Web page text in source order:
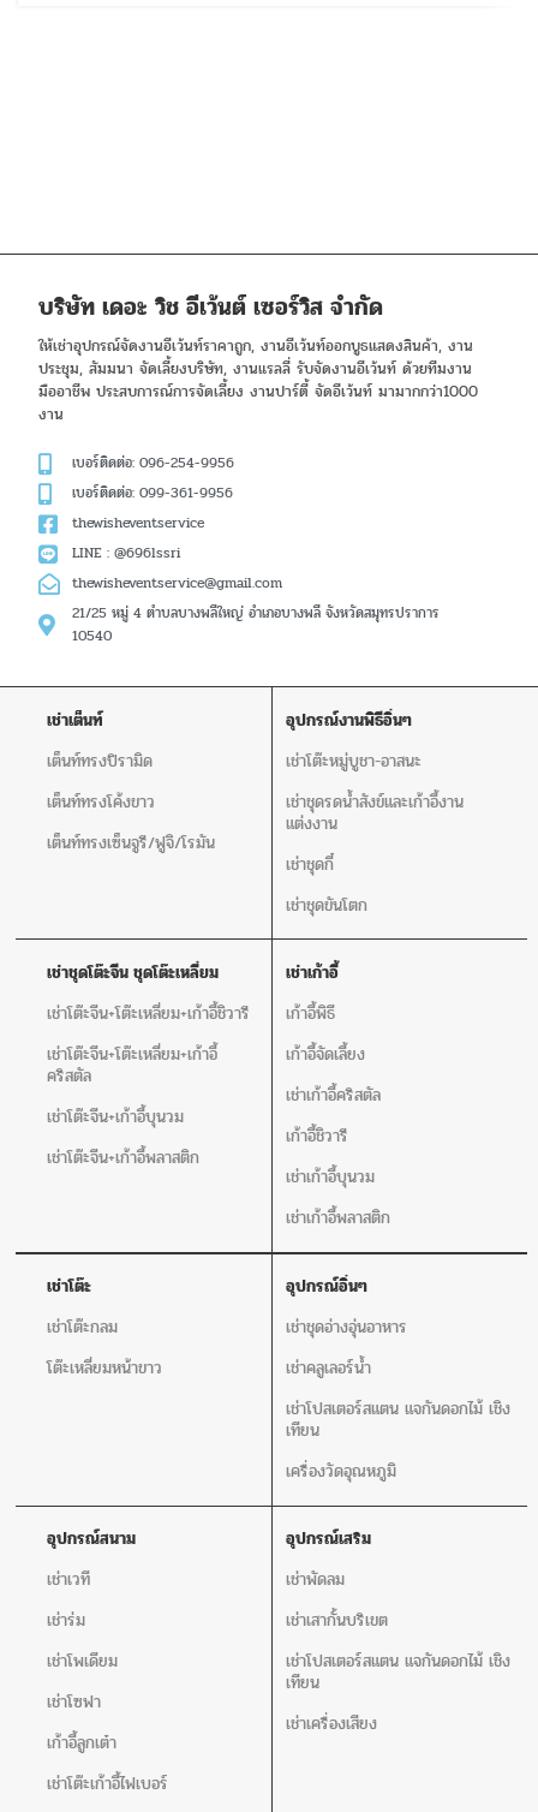
บริษัท เดอะ วิช อีเว้นต์ เซอร์วิส จำกัด
ให้เช่าอุปกรณ์จัดงานอีเว้นท์ราคาถูก, งานอีเว้นท์ออกบูธแสดงสินค้า, งาน
ประชุม, สัมมนา จัดเลี้ยงบริษัท, งานแรลลี่ รับจัดงานอีเว้นท์ ด้วยทีมงาน
มืออาชีพ ประสบการณ์การจัดเลี้ยง งานปาร์ตี้ จัดอีเว้นท์ มามากกว่า1000
งาน
เบอร์ติดต่อ: 096-254-9956
เบอร์ติดต่อ: 099-361-9956
thewisheventservice
LINE : @696lssri
thewisheventservice@gmail.com
21/25 หมู่ 4 ตำบลบางพลีใหญ่ อำเภอบางพลี จังหวัดสมุทรปราการ
10540
เช่าเต็นท์
เต็นท์ทรงปิรามิด
เต็นท์ทรงโค้งขาว
เต็นท์ทรงเซ็นจูรี/ฟูจิ/โรมัน
อุปกรณ์งานพิธีอิ่นๆ
เช่าโต๊ะหมู่บูชา-อาสนะ
เช่าชุดรดน้ำสังข์และเก้าอี้งาน
แต่งงาน
เช่าชุดกี๋
เช่าชุดขันโตก
เช่าชุดโต๊ะจีน ชุดโต๊ะเหลี่ยม
เช่าโต๊ะจีน+โต๊ะเหลี่ยม+เก้าอี้ชิวารี
เช่าโต๊ะจีน+โต๊ะเหลี่ยม+เก้าอี้
คริสตัล
เช่าโต๊ะจีน+เก้าอี้บุนวม
เช่าโต๊ะจีน+เก้าอี้พลาสติก
เช่าเก้าอี้
เก้าอี้พิธี
เก้าอี้จัดเลี้ยง
เช่าเก้าอี้คริสตัล
เก้าอี้ชิวารี
เช่าเก้าอี้บุนวม
เช่าเก้าอี้พลาสติก
เช่าโต๊ะ
เช่าโต๊ะกลม
โต๊ะเหลี่ยมหน้าขาว
อุปกรณ์อิ่นๆ
เช่าชุดอ่างอุ่นอาหาร
เช่าคลูเลอร์น้ำ
เช่าโปสเตอร์สแตน แจกันดอกไม้ เชิง
เทียน
เครื่องวัดอุณหภูมิ
อุปกรณ์สนาม
เช่าเวที
เช่าร่ม
เช่าโพเดียม
เช่าโซฟา
เก้าอี้ลูกเต๋า
เช่าโต๊ะเก้าอี้ไฟเบอร์
อุปกรณ์เสริม
เช่าพัดลม
เช่าเสากั้นบริเขต
เช่าโปสเตอร์สแตน แจกันดอกไม้ เชิง
เทียน
เช่าเครื่องเสียง